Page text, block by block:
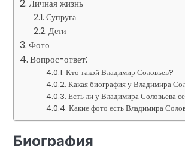
Личная жизнь
Супруга
Дети
Фото
Вопрос-ответ:
Кто такой Владимир Соловьев?
Какая биография у Владимира
Есть ли у Владимира Соловьева
Какие фото есть Владимира
Биография